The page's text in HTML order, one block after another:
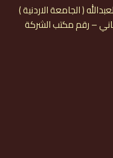
( الجامعة الاردنية )
– رقم مكتب الشركة